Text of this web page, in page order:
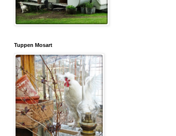
Tuppen Mosart